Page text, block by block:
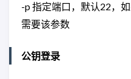
-p 指定端口，默认22，
需要该参数
公钥登录